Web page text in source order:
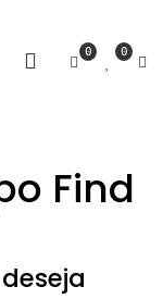
0 0
Find